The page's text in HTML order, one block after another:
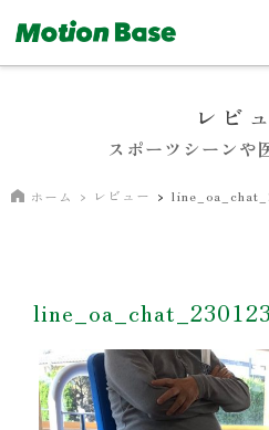
レビ
スポーツシーンや
ホーム レビュー